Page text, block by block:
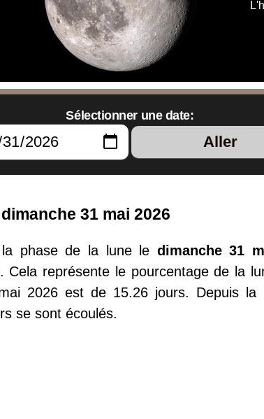
Sélectionner une date:
Aller
31 mai 2026
phase de la lune le dimanche 31
Cela représente le pourcentage de la
2026 est de 15.26 jours. Depuis la
se sont écoulés.